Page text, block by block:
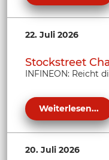
22. Juli 2026
Stockstreet
INFINEON: Reicht
Weiterlesen...
20. Juli 2026